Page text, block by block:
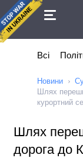
Угода
Всі
Новини
Шлях
курортний
Шлях
дорога до